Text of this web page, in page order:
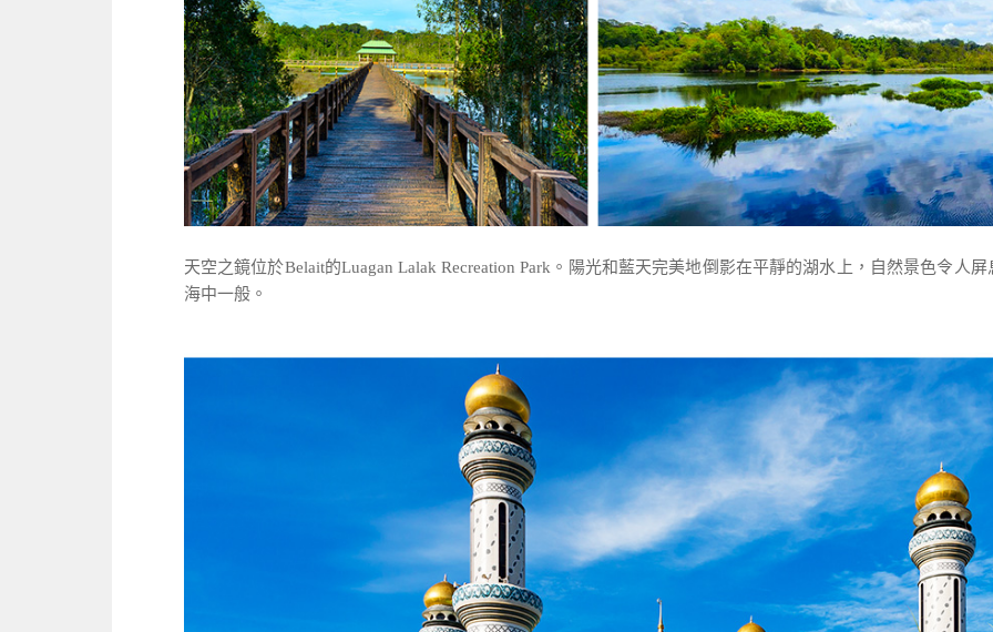
天空之鏡位於Belait的Luagan Lalak Recreation Park。陽光和藍天完美地倒影在平靜的湖水上，自然景色令人
海中一般。